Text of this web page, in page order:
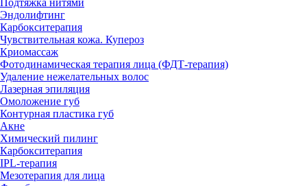
Подтяжка нитями
Эндолифтинг
Карбокситерапия
Чувствительная кожа. Купероз
Криомассаж
Фотодинамическая терапия лица (ФДТ-терапия)
Удаление нежелательных волос
Лазерная эпиляция
Омоложение губ
Контурная пластика губ
Акне
Химический пилинг
Карбокситерапия
IPL‑терапия
Мезотерапия для лица